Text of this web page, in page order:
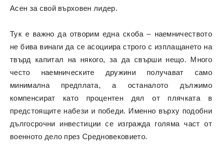
Асен за свой върховен лидер.
Тук е важно да отворим една скоба – наемничеството
не бива винаги да се асоциира строго с изплащането на
твърд капитал на някого, за да свърши нещо. Много
често наемническите дружини получават само
минимална предплата, а останалото дължимо
компенсират като процентен дял от плячката в
предстоящите набези и победи. Именно върху подобни
дългосрочни инвестиции се изгражда голяма част от
военното дело през Средновековието.